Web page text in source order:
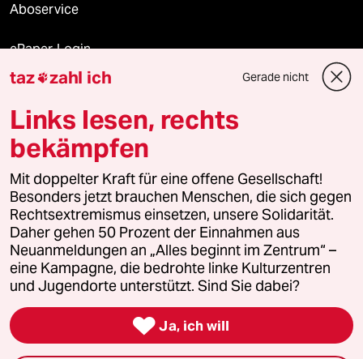
Aboservice
ePaper Login
Downloads für Abonnierende
© 2026 taz Verlags und Vertriebs GmbH
Alle Rechte vorbehalten. Bei rechtlichen Fragen oder für Genehmigungen
wenden Sie sich bitte an
lizenzen@taz.de
Feedback Redaktionsstatut Kommune-Richtlinien
Leitlinie Informant Datenschutz Impressum AGB
Seitenwende Einwilligungen widerrufen (Ads)
taz zahl ich Gerade nicht
Links lesen, rechts
bekämpfen
Mit doppelter Kraft für eine offene Gesellschaft!
Besonders jetzt brauchen Menschen, die sich gegen
Rechtsextremismus einsetzen, unsere Solidarität.
Daher gehen 50 Prozent der Einnahmen aus
Neuanmeldungen an „Alles beginnt im Zentrum“ –
eine Kampagne, die bedrohte linke Kulturzentren
und Jugendorte unterstützt. Sind Sie dabei?
 Ja, ich will